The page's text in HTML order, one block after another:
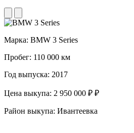
Марка: BMW 3 Series
Пробег: 110 000 км
Год выпуска: 2017
Цена выкупа: 2 950 000 ₽ ₽
Район выкупа: Ивантеевка